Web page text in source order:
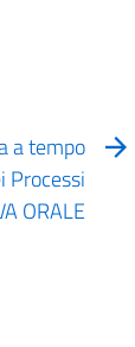
a tempo
Processi
ORALE